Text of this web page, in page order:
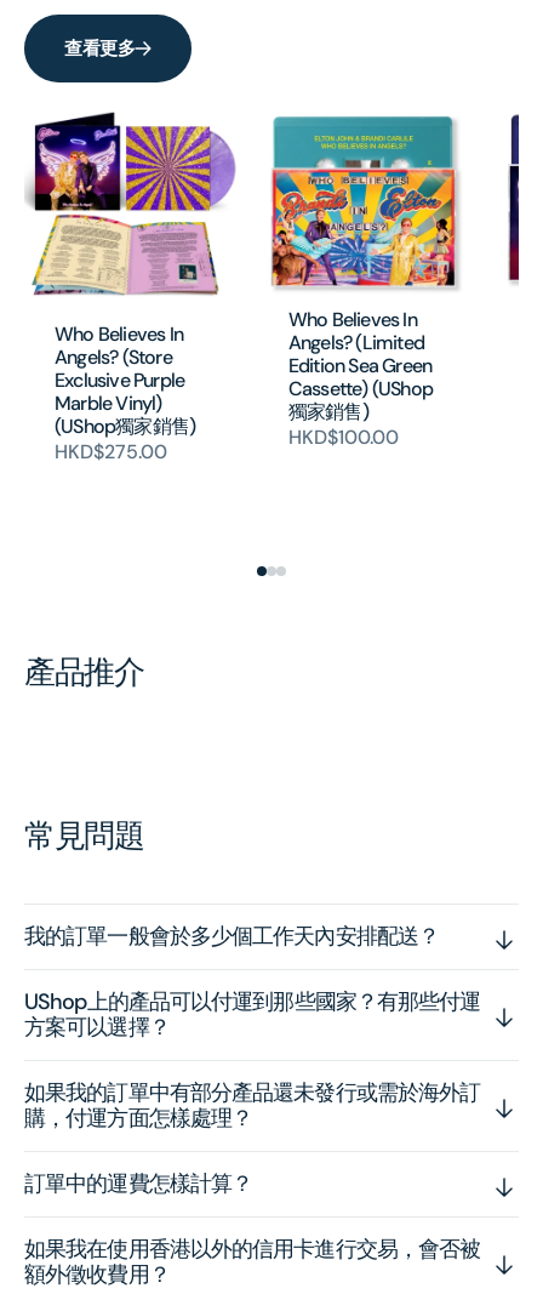
查看更多
Who Believes In
Angels? (Store
Exclusive Purple
Marble Vinyl)
(UShop獨家銷售)
HKD$275.00
Who Believes In
Angels? (Limited
Edition Sea Green
Cassette) (UShop
獨家銷售)
HKD$100.00
產品推介
常見問題
我的訂單一般會於多少個工作天內安排配送？
UShop上的產品可以付運到那些國家？有那些付運
方案可以選擇？
如果我的訂單中有部分產品還未發行或需於海外訂
購，付運方面怎樣處理？
訂單中的運費怎樣計算？
如果我在使用香港以外的信用卡進行交易，會否被
額外徵收費用？